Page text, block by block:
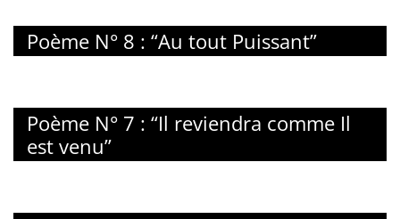
Poème N° 8 : “Au tout Puissant”
Poème N° 7 : “Il reviendra comme Il
est venu”